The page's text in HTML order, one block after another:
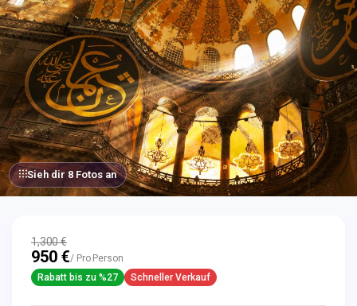
Sieh dir 8 Fotos an
1,300 €
950 €/ Pro Person
Rabatt bis zu %27
Schneller Verkauf